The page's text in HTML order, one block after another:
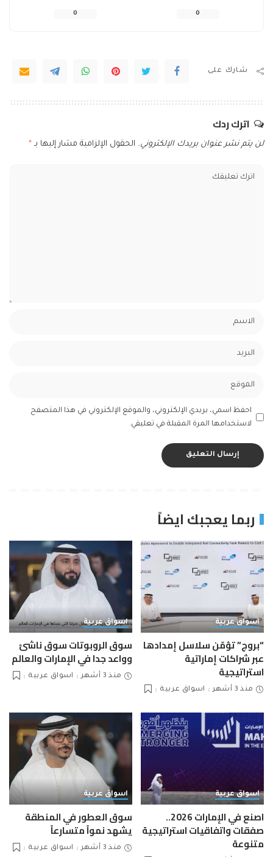
0
0
شارك على
اترك ردك
لن يتم نشر عنوان بريدك الإلكتروني. الحقول الإلزامية مشار إليها بـ *
احفظ اسمي، بريدي الإلكتروني، والموقع الإلكتروني في هذا المتصفح
لاستخدامها المرة المقبلة في تعليقي.
ربما يعجبك ايضاً
اسواق عربية
“بروج” تؤمّن سلاسل إمدادها
عبر شراكات إماراتية
استراتيجية
منذ 3 أشهر اسواق عربية
اسواق عربية
سوق الروبوتات سوق ناشئ
وواعد جدا في الإمارات والعالم
منذ 3 أشهر اسواق عربية
اسواق عربية
اصنع في الإمارات 2026..
صفقات واتفاقيات استراتيجية
متنوعة
اسواق عربية
سوق العطور في المنطقة
يشهد نمواً متسارعاً
منذ 3 أشهر اسواق عربية